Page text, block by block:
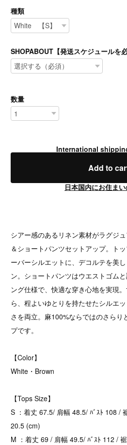
種類
SHOPABOUT【発送スケジュールを
数量
International
Add to
日本国内にお住ま
シアー感のあるリネン素材がラグジ
＆ショートパンツセットアップ。ト
ーバーシルエットに、デコルテを美
ン。ショートパンツはウエストゴム
ング仕様で、快適な穿き心地を実現
ら、程よいゆとりを持たせたシルエ
さを両立。麻100%ならではのさらり
プです。
【Color】
White・Brown
【Tops Size】
S ：着丈 67.5/ 肩幅 48.5/ ﾊﾞｽﾄ 108 /
20.5 (cm)
M ：着丈 69 / 肩幅 49.5/ ﾊﾞｽﾄ 112 /